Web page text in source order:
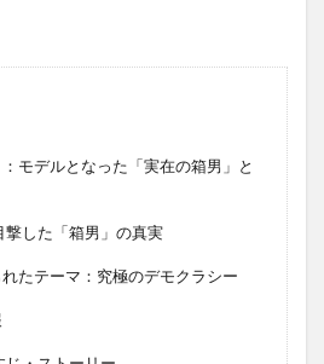
モデルとなった「実在の箱男」と
撃した「箱男」の真実
たテーマ：究極のデモクラシー